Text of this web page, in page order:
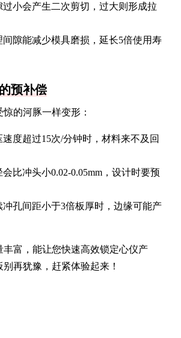
过小会产生二次剪切，过大则形成拉
间隙能减少模具磨损，延长5倍使用寿
预补偿
的河豚一样变形：
度超过15次/分钟时，材料来不及回
比冲头小0.02-0.05mm，设计时要预
孔间距小于3倍板厚时，边缘可能产
丰富，能让您快速高效锁定心仪产
再犹豫，赶紧体验起来！